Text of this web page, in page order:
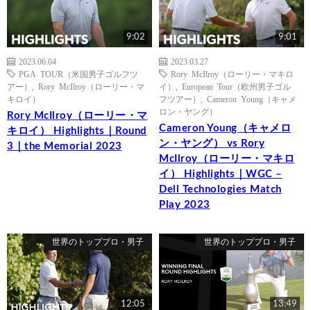
9:02
2023.06.04
PGA TOUR（米国男子ゴルフツ
アー）
Rory McIlroy（ローリー・マ
キロイ）
Rory McIlroy（ローリー・マ
キロイ） Highlights｜Round
3｜the Memorial 2023
9:01
2023.03.27
Rory McIlroy（ローリー・マキロ
イ）
European Tour（欧州男子ゴル
フツアー）
Cameron Young（キャメ
ロン・ヤング）
Cameron Young（キャメロ
ン・ヤング） vs Rory
McIlroy（ローリー・マキロ
イ） Highlights｜WGC –
Dell Technologies Match
Play 2023
世界のトッププロ・男子
12:05
世界のトッププロ・男子
13:49